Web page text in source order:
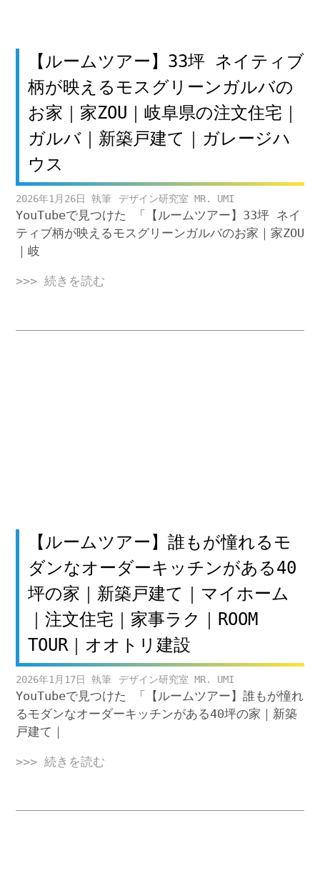
【ルームツアー】33坪 ネイティブ
柄が映えるモスグリーンガルバの
お家｜家ZOU｜岐阜県の注文住宅｜
ガルバ｜新築戸建て｜ガレージハ
ウス
2026年1月26日 デザイン研究室 MR. UMI
YouTubeで見つけた 「【ルームツアー】33坪 ネイ
ティブ柄が映えるモスグリーンガルバのお家｜家ZOU
｜岐
>>> 続きを読む
【ルームツアー】誰もが憧れるモ
ダンなオーダーキッチンがある40
坪の家｜新築戸建て｜マイホーム
｜注文住宅｜家事ラク｜ROOM
TOUR｜オオトリ建設
2026年1月17日 デザイン研究室 MR. UMI
YouTubeで見つけた 「【ルームツアー】誰もが憧れ
るモダンなオーダーキッチンがある40坪の家｜新築
戸建て｜
>>> 続きを読む